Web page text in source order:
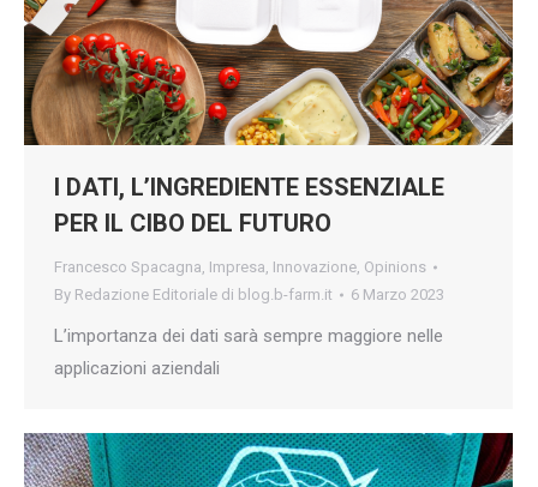
I DATI, L’INGREDIENTE ESSENZIALE
PER IL CIBO DEL FUTURO
Francesco Spacagna, Impresa, Innovazione, Opinions
By Redazione Editoriale di blog.b-farm.it 6 Marzo 2023
L’importanza dei dati sarà sempre maggiore nelle
applicazioni aziendali